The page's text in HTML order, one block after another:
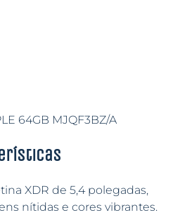
64GB MJQF3BZ/A
XDR de 5,4 polegadas,
nítidas e cores vibrantes.